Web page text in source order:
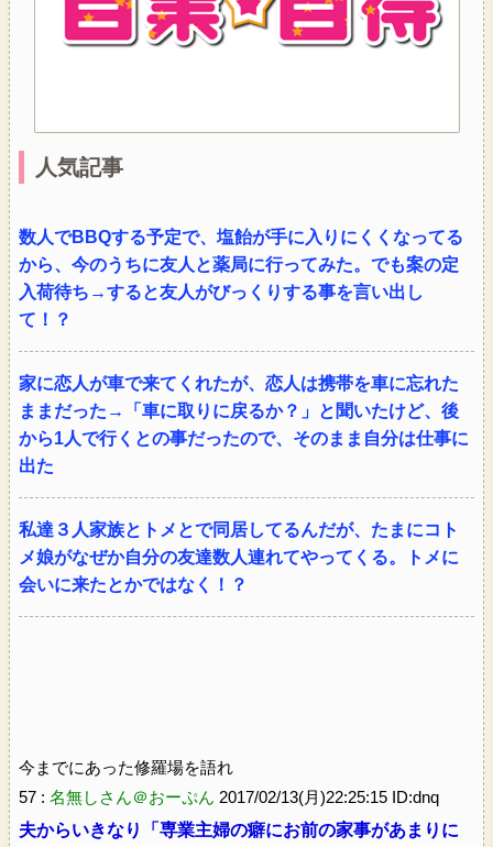
人気記事
数人でBBQする予定で、塩飴が手に入りにくくなってる
から、今のうちに友人と薬局に行ってみた。でも案の定
入荷待ち→すると友人がびっくりする事を言い出し
て！？
家に恋人が車で来てくれたが、恋人は携帯を車に忘れた
ままだった→「車に取りに戻るか？」と聞いたけど、後
から1人で行くとの事だったので、そのまま自分は仕事に
出た
私達３人家族とトメとで同居してるんだが、たまにコト
メ娘がなぜか自分の友達数人連れてやってくる。トメに
会いに来たとかではなく！？
今までにあった修羅場を語れ
57 : 名無しさん＠おーぷん 2017/02/13(月)22:25:15 ID:dnq
夫からいきなり「専業主婦の癖にお前の家事があまりに